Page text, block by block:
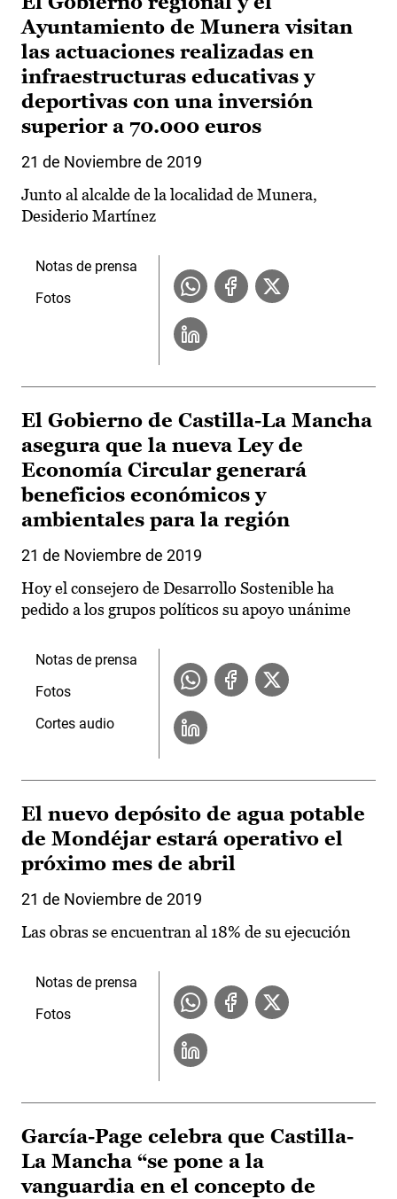
Ayuntamiento de Munera visitan
las actuaciones realizadas en
infraestructuras educativas y
deportivas con una inversión
superior a 70.000 euros
21 de Noviembre de 2019
Junto al alcalde de la localidad de Munera,
Desiderio Martínez
Notas de prensa
Fotos
El Gobierno de Castilla-La Mancha
asegura que la nueva Ley de
Economía Circular generará
beneficios económicos y
ambientales para la región
21 de Noviembre de 2019
Hoy el consejero de Desarrollo Sostenible ha
pedido a los grupos políticos su apoyo unánime
Notas de prensa
Fotos
Cortes audio
El nuevo depósito de agua potable
de Mondéjar estará operativo el
próximo mes de abril
21 de Noviembre de 2019
Las obras se encuentran al 18% de su ejecución
Notas de prensa
Fotos
García-Page celebra que Castilla-
La Mancha “se pone a la
vanguardia en el concepto de